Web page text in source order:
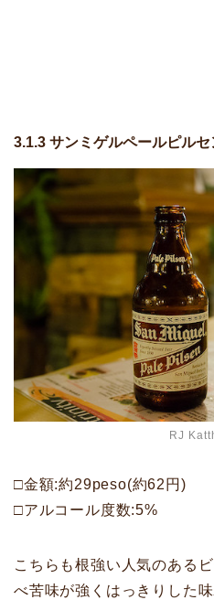
3.1.3 サンミゲルペールピルセ
RJ
□金額:約29peso(約62円)
□アルコール度数:5%
こちらも根強い人気のある
べ苦味が強くはっきりした